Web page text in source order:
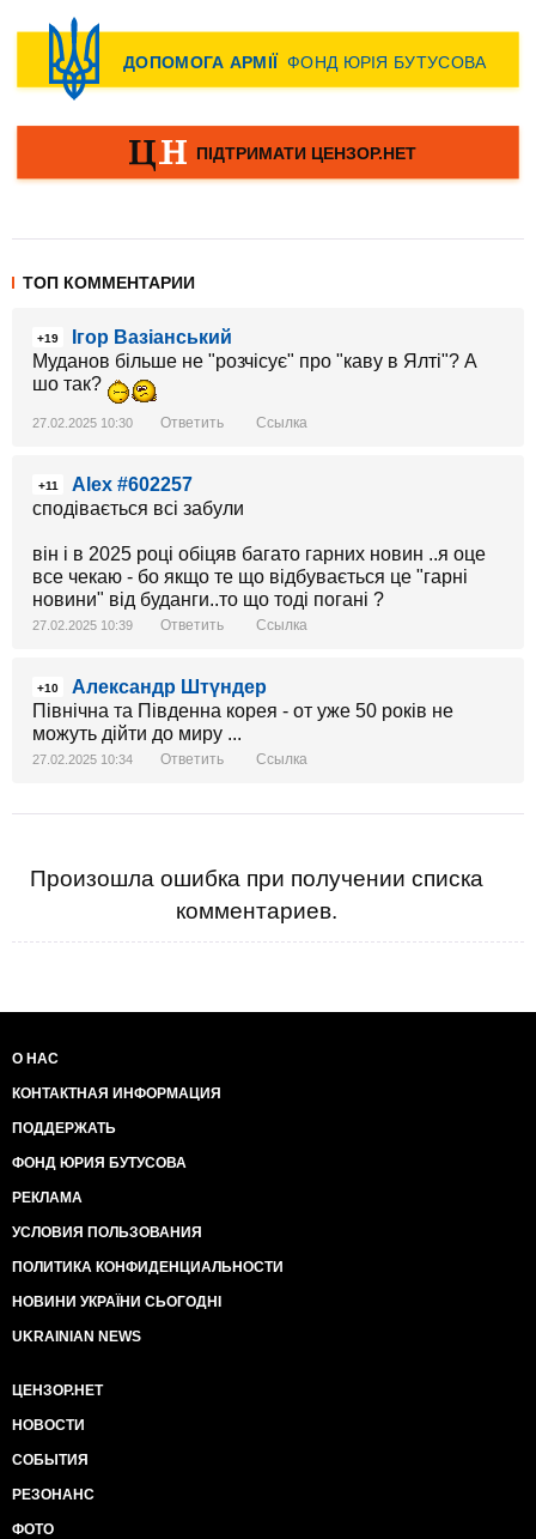
ТОП КОММЕНТАРИИ
+19
Ігор Вазіанський
Муданов більше не "розчісує" про "каву в Ялті"? А
шо так?
27.02.2025 10:30 Ответить Ссылка
+11
Alex #602257
сподівається всі забули
він і в 2025 році обіцяв багато гарних новин ..я оце
все чекаю - бо якщо те що відбувається це "гарні
новини" від буданги..то що тоді погані ?
27.02.2025 10:39 Ответить Ссылка
+10
Александр Штүндер
Північна та Південна корея - от уже 50 років не
можуть дійти до миру ...
27.02.2025 10:34 Ответить Ссылка
Произошла ошибка при получении списка
комментариев.
О НАС
КОНТАКТНАЯ ИНФОРМАЦИЯ
ПОДДЕРЖАТЬ
ФОНД ЮРИЯ БУТУСОВА
РЕКЛАМА
УСЛОВИЯ ПОЛЬЗОВАНИЯ
ПОЛИТИКА КОНФИДЕНЦИАЛЬНОСТИ
НОВИНИ УКРАЇНИ СЬОГОДНІ
UKRAINIAN NEWS
ЦЕНЗОР.НЕТ
НОВОСТИ
СОБЫТИЯ
РЕЗОНАНС
ФОТО